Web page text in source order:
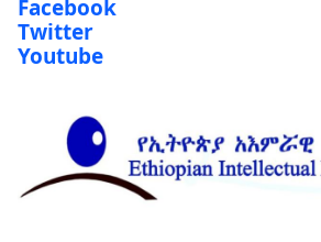
Facebook
Twitter
Youtube